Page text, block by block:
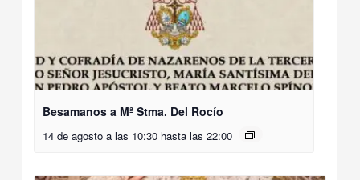
Besamanos a Mª Stma. Del Rocío
14 de agosto a las 10:30 hasta las 22:00